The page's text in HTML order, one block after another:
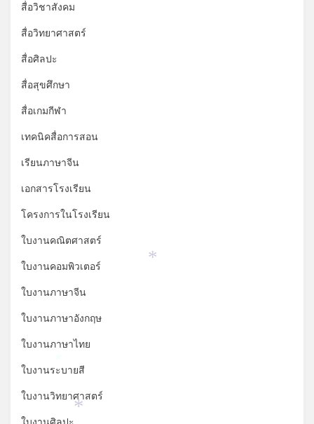
สื่อวิชาสังคม
สื่อวิทยาศาสตร์
สื่อศิลปะ
สื่อสุขศึกษา
สื่อเกมกีฬา
เทคนิคสื่อการสอน
เรียนภาษาจีน
เอกสารโรงเรียน
โครงการในโรงเรียน
ใบงานคณิตศาสตร์
ใบงานคอมพิวเตอร์
ใบงานภาษาจีน
ใบงานภาษาอังกฤษ
ใบงานภาษาไทย
ใบงานระบายสี
ใบงานวิทยาศาสตร์
*